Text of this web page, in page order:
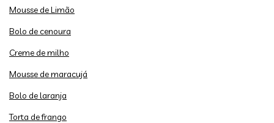
Mousse de Limão
Bolo de cenoura
Creme de milho
Mousse de maracujá
Bolo de laranja
Torta de frango